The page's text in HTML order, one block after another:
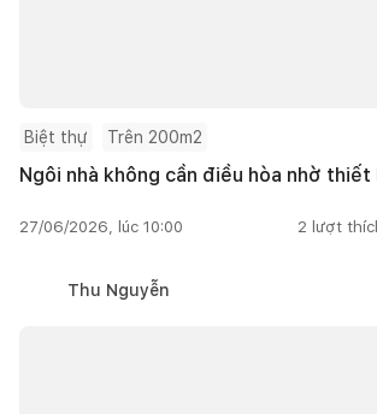
Biệt thự Trên 200m2
Ngôi nhà không cần điều hòa nhờ
27/06/2026, lúc 10:00 2 lượt
Thu Nguyễn